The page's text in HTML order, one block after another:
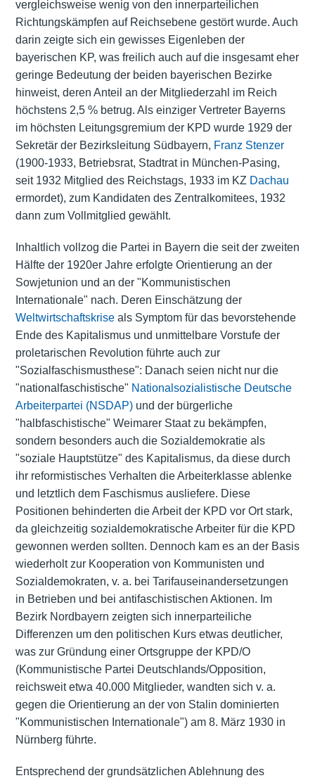
vergleichsweise wenig von den innerparteilichen
Richtungskämpfen auf Reichsebene gestört wurde. Auch
darin zeigte sich ein gewisses Eigenleben der
bayerischen KP, was freilich auch auf die insgesamt eher
geringe Bedeutung der beiden bayerischen Bezirke
hinweist, deren Anteil an der Mitgliederzahl im Reich
höchstens 2,5 % betrug. Als einziger Vertreter Bayerns
im höchsten Leitungsgremium der KPD wurde 1929 der
Sekretär der Bezirksleitung Südbayern, Franz Stenzer
(1900-1933, Betriebsrat, Stadtrat in München-Pasing,
seit 1932 Mitglied des Reichstags, 1933 im KZ Dachau
ermordet), zum Kandidaten des Zentralkomitees, 1932
dann zum Vollmitglied gewählt.
Inhaltlich vollzog die Partei in Bayern die seit der zweiten
Hälfte der 1920er Jahre erfolgte Orientierung an der
Sowjetunion und an der "Kommunistischen
Internationale" nach. Deren Einschätzung der
Weltwirtschaftskriseals Symptom für das bevorstehende
Ende des Kapitalismus und unmittelbare Vorstufe der
proletarischen Revolution führte auch zur
"Sozialfaschismusthese": Danach seien nicht nur die
"nationalfaschistische" Nationalsozialistische Deutsche
Arbeiterpartei (NSDAP)und der bürgerliche
"halbfaschistische" Weimarer Staat zu bekämpfen,
sondern besonders auch die Sozialdemokratie als
"soziale Hauptstütze" des Kapitalismus, da diese durch
ihr reformistisches Verhalten die Arbeiterklasse ablenke
und letztlich dem Faschismus ausliefere. Diese
Positionen behinderten die Arbeit der KPD vor Ort stark,
da gleichzeitig sozialdemokratische Arbeiter für die KPD
gewonnen werden sollten. Dennoch kam es an der Basis
wiederholt zur Kooperation von Kommunisten und
Sozialdemokraten, v. a. bei Tarifauseinandersetzungen
in Betrieben und bei antifaschistischen Aktionen. Im
Bezirk Nordbayern zeigten sich innerparteiliche
Differenzen um den politischen Kurs etwas deutlicher,
was zur Gründung einer Ortsgruppe der KPD/O
(Kommunistische Partei Deutschlands/Opposition,
reichsweit etwa 40.000 Mitglieder, wandten sich v. a.
gegen die Orientierung an der von Stalin dominierten
"Kommunistischen Internationale") am 8. März 1930 in
Nürnberg führte.
Entsprechend der grundsätzlichen Ablehnung des